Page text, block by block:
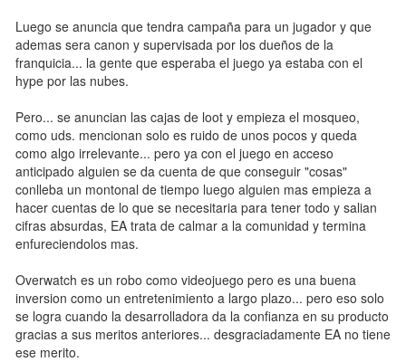
Luego se anuncia que tendra campaña para un jugador y que
ademas sera canon y supervisada por los dueños de la
franquicia... la gente que esperaba el juego ya estaba con el
hype por las nubes.
Pero... se anuncian las cajas de loot y empieza el mosqueo,
como uds. mencionan solo es ruido de unos pocos y queda
como algo irrelevante... pero ya con el juego en acceso
anticipado alguien se da cuenta de que conseguir "cosas"
conlleba un montonal de tiempo luego alguien mas empieza a
hacer cuentas de lo que se necesitaria para tener todo y salian
cifras absurdas, EA trata de calmar a la comunidad y termina
enfureciendolos mas.
Overwatch es un robo como videojuego pero es una buena
inversion como un entretenimiento a largo plazo... pero eso solo
se logra cuando la desarrolladora da la confianza en su producto
gracias a sus meritos anteriores... desgraciadamente EA no tiene
ese merito.